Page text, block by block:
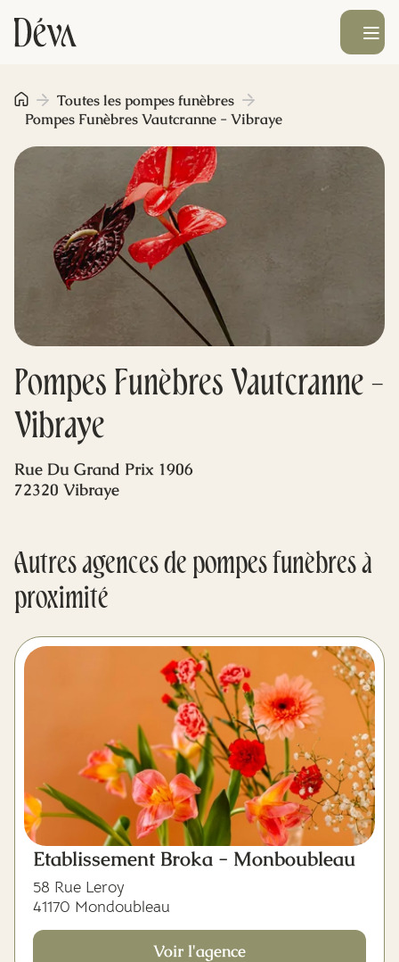
Obsèques
Prévoyance
Monument funéraire
Livraison de fleurs
Blog
Ouvrir le
Pompes Funèbres Vautcranne -
Vibraye
Toutes les pompes funèbres
Pompes Funèbres Vautcranne - Vibraye
Rue Du Grand Prix 1906
72320 Vibraye
Autres agences de pompes funèbres à
proximité
Etablissement Broka - Monboubleau
58 Rue Leroy
41170 Mondoubleau
Voir l'agence